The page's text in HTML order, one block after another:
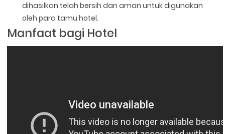
dihasilkan telah bersih dan aman untuk digunakan
oleh para tamu hotel.
Manfaat bagi Hotel